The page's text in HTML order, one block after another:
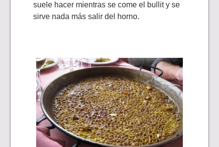
suele hacer mientras se come el bullit y se
sirve nada más salir del horno.